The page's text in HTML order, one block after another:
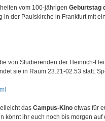
vom 100-jährigen Geburtstag
in der Paulskirche in Frankfurt mit
von Studierenden der Heinrich-
sie in Raum 23.21-02.53 statt.
das Campus-Kino etwas für
könnt ihr euch noch bis morgen auf